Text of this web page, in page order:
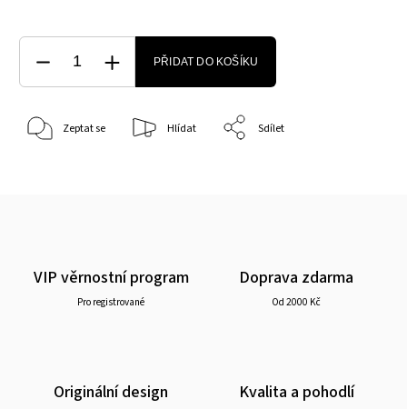
PŘIDAT DO KOŠÍKU
Zeptat se Hlídat Sdílet
VIP věrnostní program
Pro registrované
Doprava zdarma
Od 2000 Kč
Originální design Kvalita a pohodlí